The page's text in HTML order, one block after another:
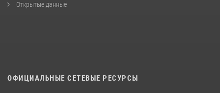
Открытые данные
ОФИЦИАЛЬНЫЕ СЕТЕВЫЕ РЕСУРСЫ